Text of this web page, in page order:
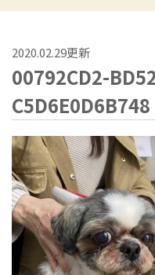
2020.02.29更新
00792CD2-
C5D6E0D6B748